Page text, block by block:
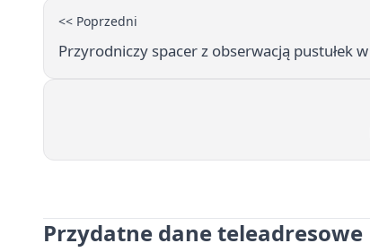
<< Poprzedni
Przyrodniczy spacer z obserwacją pustułek
Przydatne dane teleadresowe